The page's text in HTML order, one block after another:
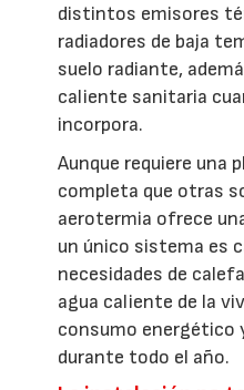
distintos emisores
radiadores de baja
suelo radiante,
caliente sanitaria
incorpora.
Aunque requiere una
completa que otras
aerotermia ofrece
un único sistema es
necesidades de
agua caliente de la
consumo energético
durante todo el año.